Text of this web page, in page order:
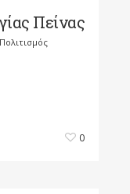
Πείνας
0